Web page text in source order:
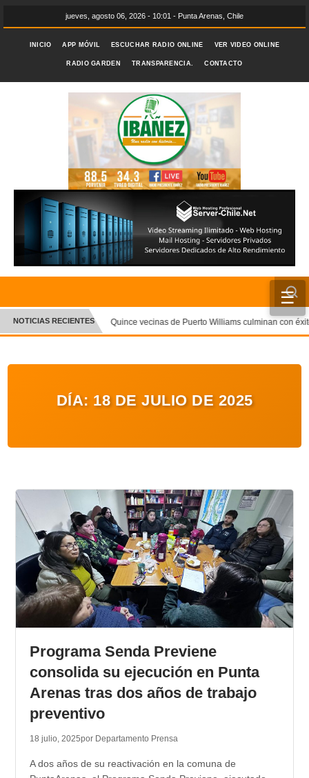
jueves, agosto 06, 2026 - 10:01 - Punta Arenas, Chile
INICIO APP MÓVIL ESCUCHAR RADIO ONLINE VER VIDEO ONLINE
RADIO GARDEN TRANSPARENCIA. CONTACTO
☰
INICIO
CRÓNICA
ENTRETENIMIENTO Y CULTURA
AUDIOS
VIDEOS
GALERIA DE FOTOS
APP MÓVIL
NOTICIAS RECIENTES Quince vecinas de Puerto Williams culminan con
DÍA: 18 DE JULIO DE 2025
Programa Senda Previene
consolida su ejecución en Punta
Arenas tras dos años de trabajo
preventivo
18 julio, 2025por Departamento Prensa
A dos años de su reactivación en la comuna de